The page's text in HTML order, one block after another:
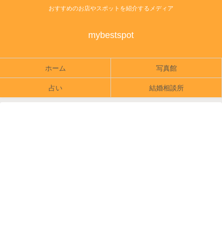
おすすめのお店やスポットを紹介するメディア
mybestspot
ホーム 写真館
占い 結婚相談所